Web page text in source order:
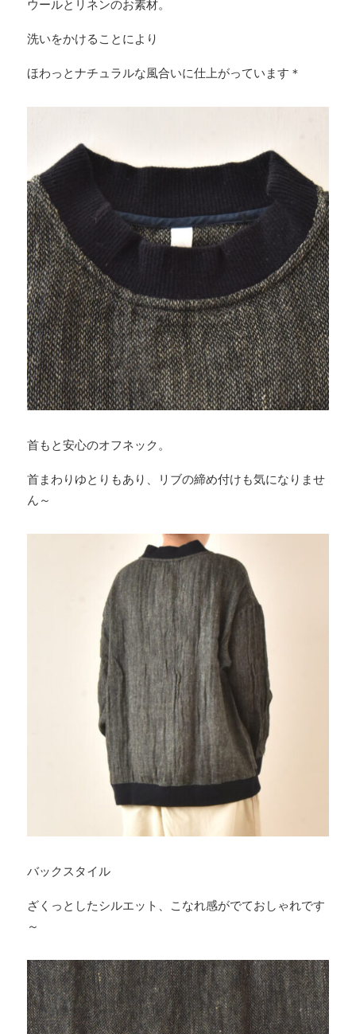
ウールとリネンのお素材。
洗いをかけることにより
ほわっとナチュラルな風合いに仕上がっています＊
首もと安心のオフネック。
首まわりゆとりもあり、リブの締め付けも気になりませ
ん～
バックスタイル
ざくっとしたシルエット、こなれ感がでておしゃれです
～